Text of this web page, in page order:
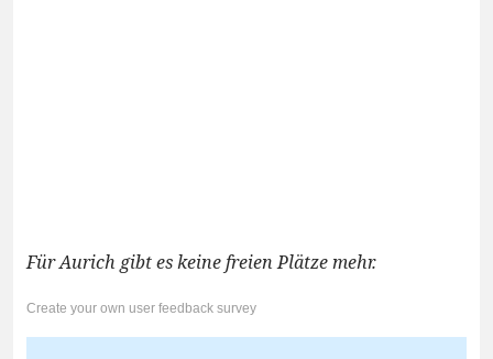
Für Aurich gibt es keine freien Plätze mehr.
Create your own user feedback survey